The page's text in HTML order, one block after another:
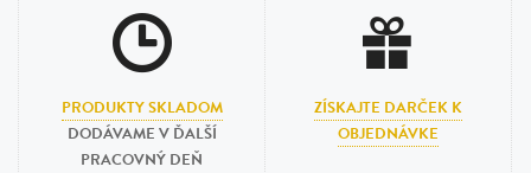
PRODUKTY SKLADOM
DODÁVAME V ĎALŠÍ
PRACOVNÝ DEŇ
ZÍSKAJTE DARČEK K
OBJEDNÁVKE